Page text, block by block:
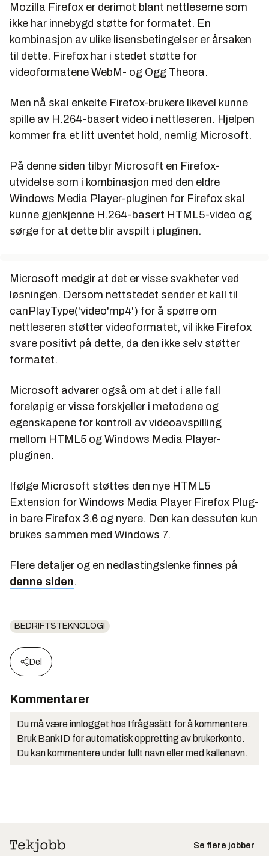
Mozilla Firefox er derimot blant nettleserne som
ikke har innebygd støtte for formatet. En
kombinasjon av ulike lisensbetingelser er årsaken
til dette. Firefox har i stedet støtte for
videoformatene WebM- og Ogg Theora.
Men nå skal enkelte Firefox-brukere likevel kunne
spille av H.264-basert video i nettleseren. Hjelpen
kommer fra et litt uventet hold, nemlig Microsoft.
På denne siden tilbyr Microsoft en Firefox-
utvidelse som i kombinasjon med den eldre
Windows Media Player-pluginen for Firefox skal
kunne gjenkjenne H.264-basert HTML5-video og
sørge for at dette blir avspilt i pluginen.
Microsoft medgir at det er visse svakheter ved
løsningen. Dersom nettstedet sender et kall til
canPlayType('video'mp4') for å spørre om
nettleseren støtter videoformatet, vil ikke Firefox
svare positivt på dette, da den ikke selv støtter
formatet.
Microsoft advarer også om at det i alle fall
foreløpig er visse forskjeller i metodene og
egenskapene for kontroll av videoavspilling
mellom HTML5 og Windows Media Player-
pluginen.
Ifølge Microsoft støttes den nye HTML5
Extension for Windows Media Player Firefox Plug-
in bare Firefox 3.6 og nyere. Den kan dessuten kun
brukes sammen med Windows 7.
Flere detaljer og en nedlastingslenke finnes på
denne siden.
BEDRIFTSTEKNOLOGI
Del
Kommentarer
Du må være innlogget hos Ifrågasätt for å kommentere.
Bruk BankID for automatisk oppretting av brukerkonto.
Du kan kommentere under fullt navn eller med kallenavn.
Se flere jobber